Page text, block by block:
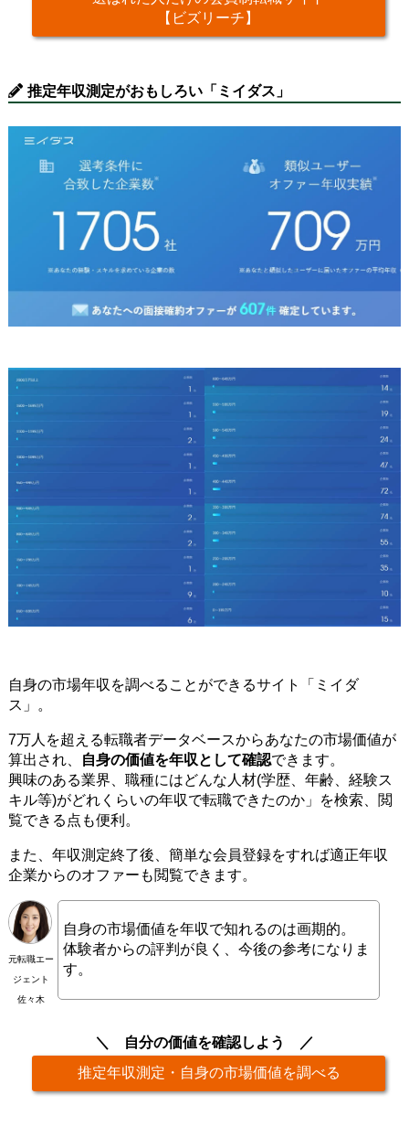
【ビズリーチ】
推定年収測定がおもしろい「ミイダス」
自身の市場年収を調べることができるサイト「ミイダ
ス」。
7万人を超える転職者データベースからあなたの市場価値が
算出され、
自身の価値を年収として確認できます。
興味のある業界、職種にはどんな人材(学歴、年齢、経験ス
キル等)がどれくらいの年収で転職できたのか」を検索、閲
覧できる点も便利。
また、年収測定終了後、簡単な会員登録をすれば適正年収
企業からのオファーも閲覧できます。
元転職エー
ジェント
佐々木
自身の市場価値を年収で知れるのは画期的。
体験者からの評判が良く、今後の参考になりま
す。
自分の価値を確認しよう
推定年収測定・自身の市場価値を調べる